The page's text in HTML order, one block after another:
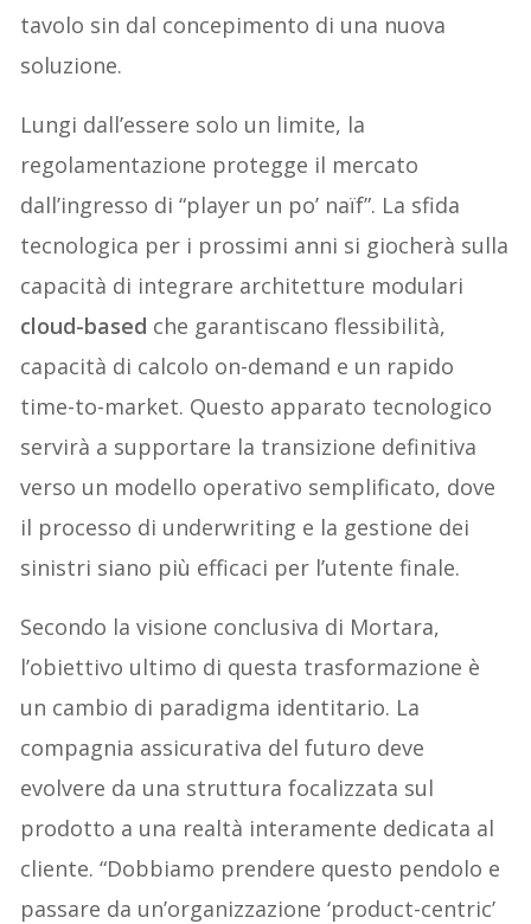
tavolo sin dal concepimento di una nuova
soluzione.
Lungi dall’essere solo un limite, la
regolamentazione protegge il mercato
dall’ingresso di “player un po’ naïf”. La sfida
tecnologica per i prossimi anni si giocherà sulla
capacità di integrare architetture modulari
cloud-based che garantiscano flessibilità,
capacità di calcolo on-demand e un rapido
time-to-market. Questo apparato tecnologico
servirà a supportare la transizione definitiva
verso un modello operativo semplificato, dove
il processo di underwriting e la gestione dei
sinistri siano più efficaci per l’utente finale.
Secondo la visione conclusiva di Mortara,
l’obiettivo ultimo di questa trasformazione è
un cambio di paradigma identitario. La
compagnia assicurativa del futuro deve
evolvere da una struttura focalizzata sul
prodotto a una realtà interamente dedicata al
cliente. “Dobbiamo prendere questo pendolo e
passare da un’organizzazione ‘product-centric’